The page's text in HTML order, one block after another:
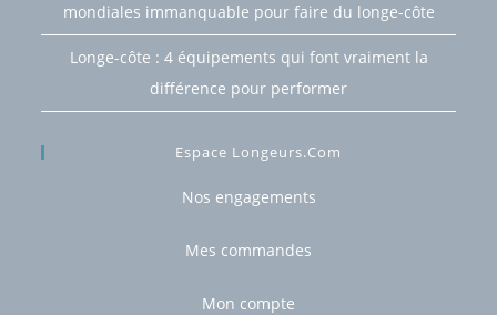
mondiales immanquable pour faire du longe-côte
Longe-côte : 4 équipements qui font vraiment la
différence pour performer
Espace Longeurs.com
Nos engagements
Mes commandes
Mon compte